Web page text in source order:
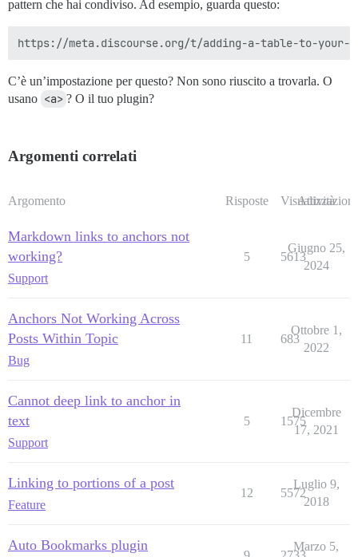
pattern che hai condiviso. Ad esempio, guarda questo:
C’è un’impostazione per questo? Non sono riuscito a trovarla. O
usano <a> ? O il tuo plugin?
Argomenti correlati
Argomento Risposte Visualizzazioni
Attività
Markdown links to anchors not
working?
Support
5 5613
Giugno 25,
2024
Anchors Not Working Across
Posts Within Topic
Bug
11 683
Ottobre 1,
2022
Cannot deep link to anchor in
text
Support
5 1575
Dicembre
17, 2021
Linking to portions of a post
Feature
12 5572
Luglio 9,
2018
Auto Bookmarks plugin
Marzo 5,